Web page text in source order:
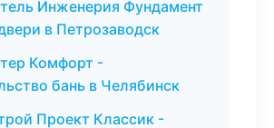
Инженерия Фундамент
в Петрозаводск
Комфорт -
бань в Челябинск
Проект Классик -